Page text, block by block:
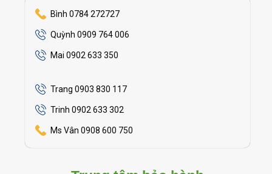
Bình 0784 272727
Quỳnh 0909 764 006
Mai 0902 633 350
Trang 0903 830 117
Trinh 0902 633 302
Ms Vân 0908 600 750